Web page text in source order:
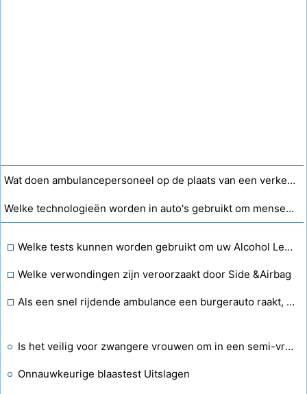
Wat doen ambulancepersoneel op de plaats van een verkeersongeval als er een hond in de auto zit?
Welke technologieën worden in auto's gebruikt om mensen met een dwarslaesie of verlamming te helpen autorijden?
Welke tests kunnen worden gebruikt om uw Alcohol Levels Test
Welke verwondingen zijn veroorzaakt door Side &Airbag
Als een snel rijdende ambulance een burgerauto raakt, is deze dan verplicht te stoppen?
Is het veilig voor zwangere vrouwen om in een semi-vrachtwagen te rijden?
Onnauwkeurige blaastest Uitslagen